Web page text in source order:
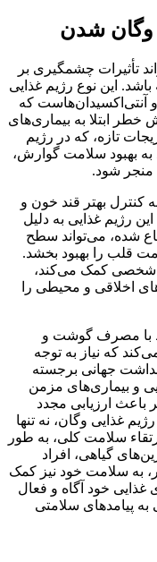
وگان شدن
تأثیرات چشمگیری بر
این نوع رژیم غذایی
و آنتی‌اکسیدان‌هاست که
خطر ابتلا به بیماری‌های
تازه، که در رژیم
به بهبود سلامت گوارش،
شود.
کنترل بهتر قند خون و
نوع ۲ کمک کند. این رژیم غذایی به دلیل
شده، می‌تواند سطح
قلب را بهبود بخشد.
شخصی کمک می‌کند،
اخلاقی و محیطی را
با مصرف گوشت و
که نیاز به توجه
جهانی برجسته
و بیماری‌های مزمن
باعث ارزیابی مجدد
غذایی وگان، نه تنها
سلامت کلی، به طور
گیاهی، افراد
به سلامت خود نیز کمک
خود آگاه و فعال
پیامدهای سلامتی